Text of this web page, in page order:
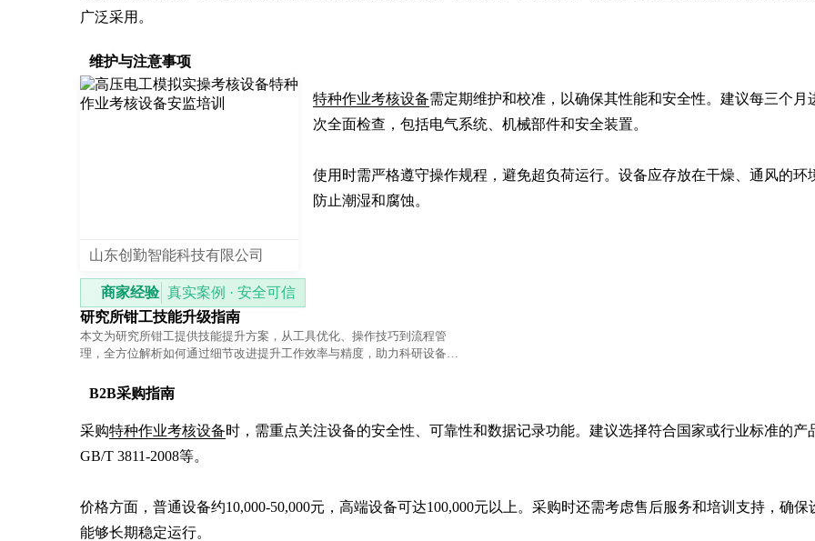
广泛采用。
维护与注意事项
山东创勤智能科技有限公司
特种作业考核设备需定期维护和校准，以确保其性能和安全性。建议每三个月
次全面检查，包括电气系统、机械部件和安全装置。
使用时需严格遵守操作规程，避免超负荷运行。设备应存放在干燥、通风的环
防止潮湿和腐蚀。
商家经验 真实案例 · 安全可信
研究所钳工技能升级指南
本文为研究所钳工提供技能提升方案，从工具优化、操作技巧到流程管
理，全方位解析如何通过细节改进提升工作效率与精度，助力科研设备维
B2B采购指南
采购特种作业考核设备时，需重点关注设备的安全性、可靠性和数据记录功能。建议选择符合国家或行业标准的产
GB/T 3811-2008等。
价格方面，普通设备约10,000-50,000元，高端设备可达100,000元以上。采购时还需考虑售后服务和培训支持，确保
能够长期稳定运行。